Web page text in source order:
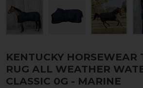
KENTUCKY HORSEWEAR
RUG ALL WEATHER
CLASSIC 0G - MARINE